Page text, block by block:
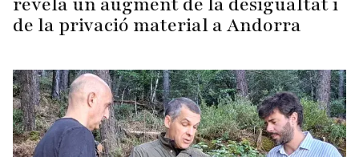
de la privació material a Andorra